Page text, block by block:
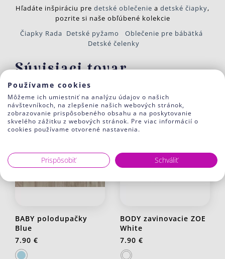
Hľadáte inšpiráciu pre detské oblečenie a detské čiapky,
pozrite si naše obľúbené kolekcie
Čiapky Rada Detské pyžamo
Oblečenie pre bábätká
Detské čelenky
Súvisiaci tovar
BABY polodupačky
Blue
7.90 €
BODY zavinovacie ZOE
White
7.90 €
Používame cookies
Môžeme ich umiestniť na analýzu údajov o našich
návštevníkoch, na zlepšenie našich webových stránok,
zobrazovanie prispôsobeného obsahu a na poskytovanie
skvelého zážitku z webových stránok. Pre viac informácií o
cookies používame otvorené nastavenia.
Prispôsobiť Schváliť